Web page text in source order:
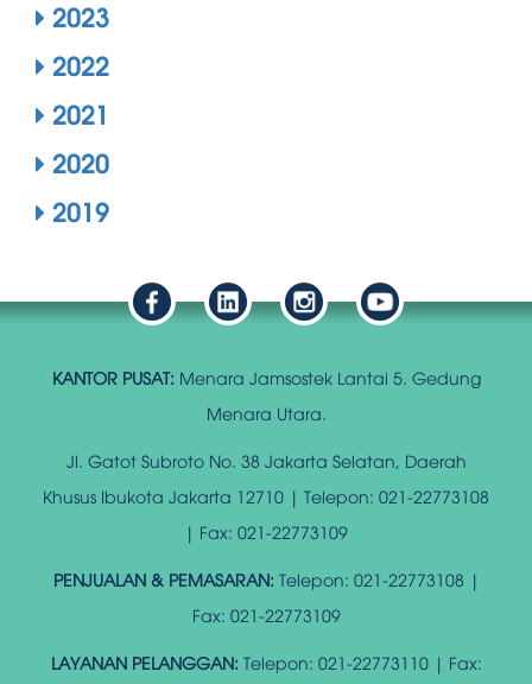
2023
2022
2021
2020
2019
KANTOR PUSAT: Menara Jamsostek Lantai 5. Gedung
Menara Utara.
Jl. Gatot Subroto No. 38 Jakarta Selatan, Daerah
Khusus Ibukota Jakarta 12710 | Telepon: 021-22773108
| Fax: 021-22773109
PENJUALAN & PEMASARAN: Telepon: 021-22773108 |
Fax: 021-22773109
LAYANAN PELANGGAN: Telepon: 021-22773110 | Fax: